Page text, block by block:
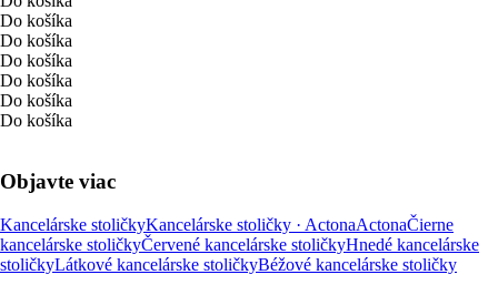
Do košíka
Do košíka
Do košíka
Do košíka
Do košíka
Do košíka
Objavte viac
Kancelárske stoličkyKancelárske stoličky · ActonaActonaČierne
kancelárske stoličkyČervené kancelárske stoličkyHnedé kancelárske
stoličkyLátkové kancelárske stoličkyBéžové kancelárske stoličky